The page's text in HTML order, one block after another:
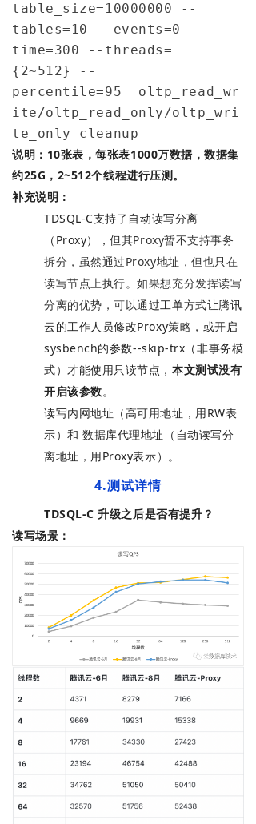
table_size=10000000 --
tables=10 --events=0 --
time=300 --threads=
{2~512} --
percentile=95  oltp_read_wr
ite/oltp_read_only/oltp_wri
te_only cleanup
说明：10张表，每张表1000万数据，数据集
约25G， 2~512个线程进行压测。
补充说明：
TDSQL-C支持了自动读写分离
（Proxy），但其Proxy暂不支持事务
拆分，虽然通过Proxy地址，但也只在
读写节点上执行。如果想充分发挥读写
分离的优势，可以通过工单方式让腾讯
云的工作人员修改Proxy策略，或开启
sysbench的参数--skip-trx（非事务模
式）才能使用只读节点， 本文测试没有
开启该参数。
读写内网地址（高可用地址， 用RW表
示）和数据库代理地址（自动读写分
离地址， 用Proxy表示）。
4.测试详情
TDSQL-C 升级之后是否有提升？
读写场景：